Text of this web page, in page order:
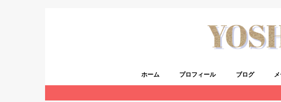
ホーム プロフィール ブログ